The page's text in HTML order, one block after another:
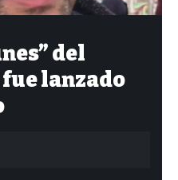
del
lanzado